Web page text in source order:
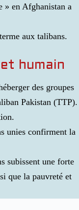
» en Afghanistan a
aux talibans.
humain
des groupes
Pakistan (TTP).
unies confirment la
subissent une forte
que la pauvreté et